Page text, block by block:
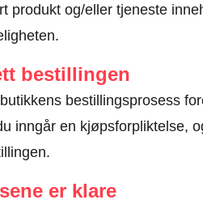
produkt og/eller tjeneste
bestillingen
bestillingsprosess
inngår en kjøpsforpliktelse,
er klare